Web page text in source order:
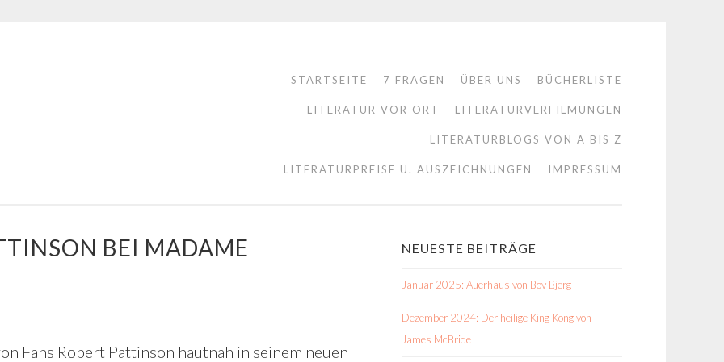
STARTSEITE 7 FRAGEN ÜBER UNS BÜCHERLISTE
LITERATUR VOR ORT LITERATURVERFILMUNGEN
LITERATURBLOGS VON A BIS Z
LITERATURPREISE U. AUSZEICHNUNGEN IMPRESSUM
BEI MADAME
Fans Robert Pattinson hautnah in seinem neuen
NEUESTE BEITRÄGE
Januar 2025: Auerhaus von Bov Bjerg
Dezember 2024: Der heilige King Kong von
James McBride